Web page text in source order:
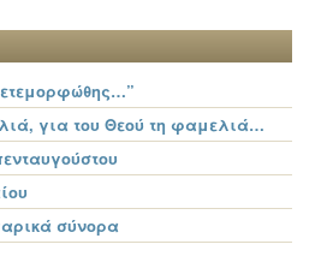
για του Θεού τη φαμελιά…
σύνορα